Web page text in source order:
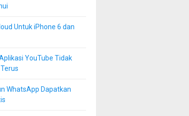
Untuk iPhone 6 dan
YouTube Tidak
WhatsApp Dapatkan